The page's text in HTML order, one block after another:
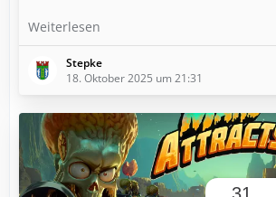
Weiterlesen
Stepke
18. Oktober 2025 um 21:31